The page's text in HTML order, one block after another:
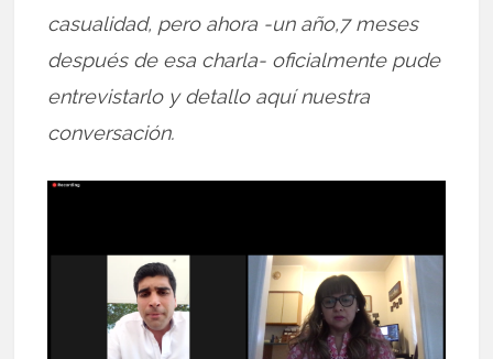
casualidad, pero ahora -un año,7 meses
después de esa charla- oficialmente pude
entrevistarlo y detallo aquí nuestra
conversación.